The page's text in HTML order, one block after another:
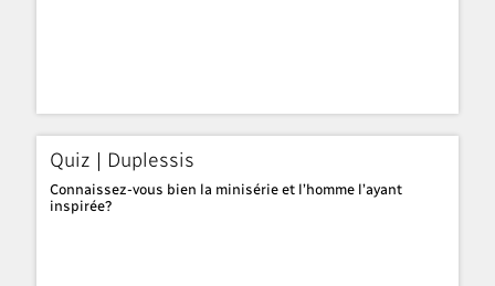
Quiz | Duplessis
Connaissez-vous bien la minisérie et l’homme l’ayant
inspirée?